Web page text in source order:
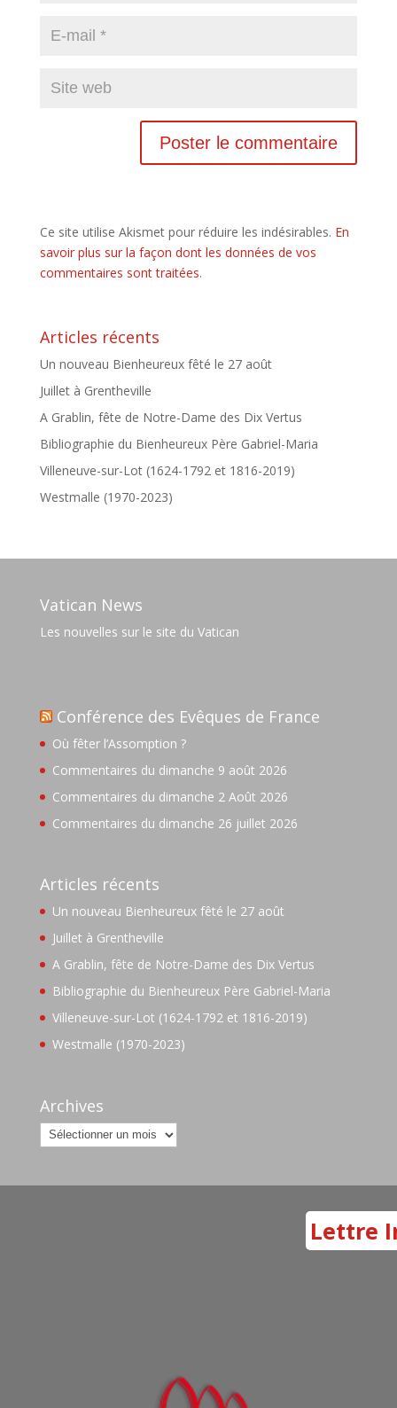
Ce site utilise Akismet pour réduire les indésirables. En
savoir plus sur la façon dont les données de vos
commentaires sont traitées.
Articles récents
Un nouveau Bienheureux fêté le 27 août
Juillet à Grentheville
A Grablin, fête de Notre-Dame des Dix Vertus
Bibliographie du Bienheureux Père Gabriel-Maria
Villeneuve-sur-Lot (1624-1792 et 1816-2019)
Westmalle (1970-2023)
Vatican News
Les nouvelles sur le site du Vatican
Conférence des Evêques de France
Où fêter l’Assomption ?
Commentaires du dimanche 9 août 2026
Commentaires du dimanche 2 Août 2026
Commentaires du dimanche 26 juillet 2026
Articles récents
Un nouveau Bienheureux fêté le 27 août
Juillet à Grentheville
A Grablin, fête de Notre-Dame des Dix Vertus
Bibliographie du Bienheureux Père Gabriel-Maria
Villeneuve-sur-Lot (1624-1792 et 1816-2019)
Westmalle (1970-2023)
Archives
Archives
Lettre